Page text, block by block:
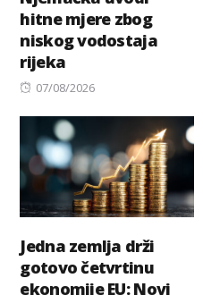
hitne mjere zbog
niskog vodostaja
rijeka
Posted
07/08/2026
Jedna zemlja drži
gotovo četvrtinu
ekonomije EU: Novi